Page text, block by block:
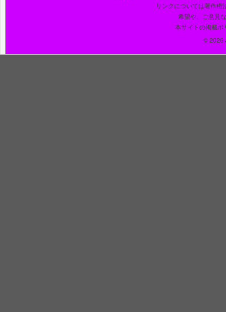
リンクについては著作権
希望や、ご意見
本サイトの掲載ポ
© 2026